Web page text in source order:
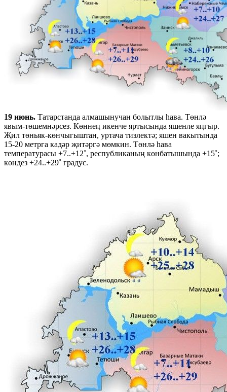
19 июнь. Татарстанда алмашынучан болытлы һава. Төнлә
явым-төшемнәрсез. Көннең икенче яртысында яшенле яңгыр.
Җил төньяк-көнчыгыштан, уртача тизлектә; яшен вакытында
15-20 метрга кадәр җитәргә мөмкин. Төнлә һава
температурасы +7..+12˚, республиканың көнбатышында +15˚;
көндез +24..+29˚ градус.